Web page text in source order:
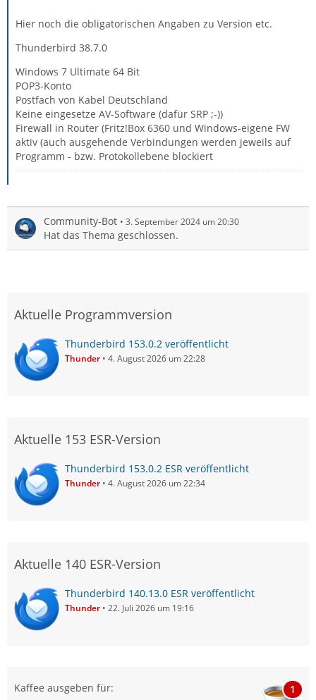
Hier noch die obligatorischen Angaben zu Version etc.
Thunderbird 38.7.0
Windows 7 Ultimate 64 Bit
POP3-Konto
Postfach von Kabel Deutschland
Keine eingesetze AV-Software (dafür SRP ;-))
Firewall in Router (Fritz!Box 6360 und Windows-eigene FW
aktiv (auch ausgehende Verbindungen werden jeweils auf
Programm - bzw. Protokollebene blockiert
Community-Bot 3. September 2024 um 20:30
Hat das Thema geschlossen.
Aktuelle Programmversion
Thunderbird 153.0.2 veröffentlicht
Thunder 4. August 2026 um 22:28
Aktuelle 153 ESR-Version
Thunderbird 153.0.2 ESR veröffentlicht
Thunder 4. August 2026 um 22:34
Aktuelle 140 ESR-Version
Thunderbird 140.13.0 ESR veröffentlicht
Thunder 22. Juli 2026 um 19:16
Kaffee ausgeben für: 1